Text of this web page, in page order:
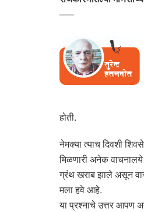
—–
होती.
नेमक्या त्याच दिवशी
मिळणारी अनेक
ग्रंथ खराब झाले असून
मला हवे आहे.
या प्रश्नाचे उत्तर आपण